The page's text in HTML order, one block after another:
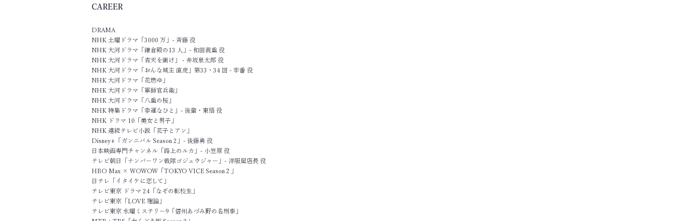
CAREER
DRAMA
NHK 土曜ドラマ「3000 万」- 斉藤 役
NHK 大河ドラマ「鎌倉殿の13 人」- 和田義重 役
NHK 大河ドラマ「青天を衝け」 - 井坂泉太郎 役
NHK 大河ドラマ「おんな城主 直虎」第33・34 回 - 牢番 役
NHK 大河ドラマ「花燃ゆ」
NHK 大河ドラマ「軍師官兵衛」
NHK 大河ドラマ「八重の桜」
NHK 特集ドラマ「幸運なひと」- 後輩・東悟 役
NHK ドラマ 10「美女と男子」
NHK 連続テレビ小説「花子とアン」
​Disney+「ガンニバル Season 2」- 後藤勇 役
日本映画専門チャンネル「路上のルカ」- 小笠原 役
テレビ朝日「ナンバーワン戦隊ゴジュウジャー」- 洋服屋店長 役
HBO Max × WOWOW「TOKYO VICE Season２」
日テレ「イタイケに恋して」
テレビ東京 ドラマ 24「なぞの転校生」
テレビ東京「LOVE 理論」
テレビ東京 水曜ミステリー9「信州あづみ野の名刑事」